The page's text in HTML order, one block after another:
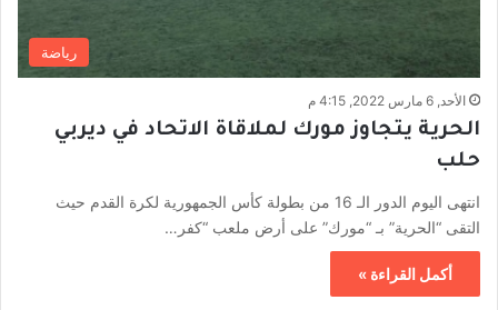
رياضة
الأحد, 6 مارس 2022, 4:15 م
الحرية يتجاوز مورك لملاقاة الاتحاد في ديربي
حلب
انتهى اليوم الدور الـ 16 من بطولة كأس الجمهورية لكرة القدم حيث
التقى “الحرية” بـ “مورك” على أرض ملعب “كفر…
أكمل القراءة »